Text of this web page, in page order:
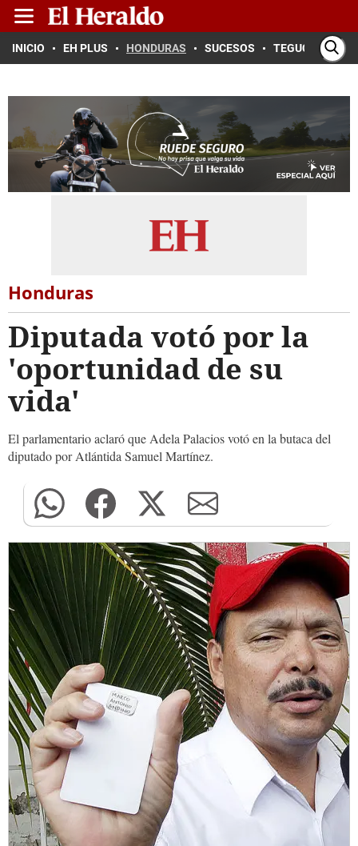
INICIO EH PLUS HONDURAS SUCESOS TEGUCIGALPA
Honduras
Diputada votó por la
'oportunidad de su
vida'
El parlamentario aclaró que Adela Palacios votó en la butaca del
diputado por Atlántida Samuel Martínez.